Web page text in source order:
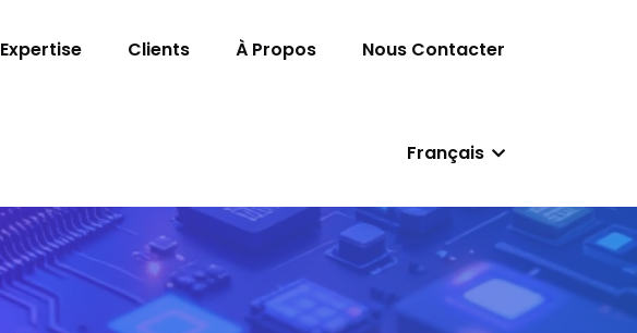
Expertise Clients À Propos Nous Contacter
Français